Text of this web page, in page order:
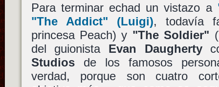
Para terminar echad un vistazo a
"The Addict" (Luigi), todavía
princesa Peach) y "The Soldier"
del guionista Evan Daugherty
Studiosde los famosos
verdad, porque son cuatro